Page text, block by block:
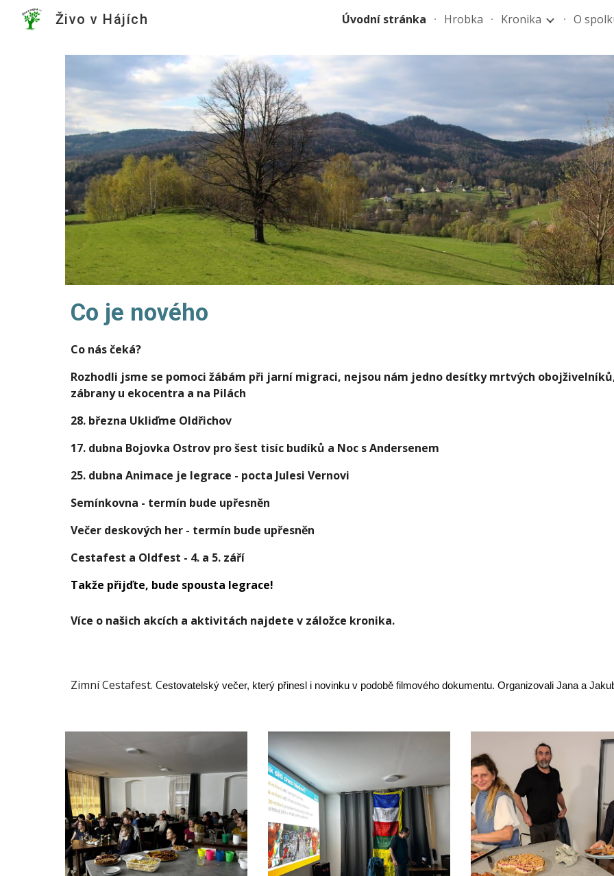
Skip to main content Skip to
Živo v Hájích Úvodní stránka Hrobka Kronika O
Co je nového
Co nás čeká?
Rozhodli jsme se pomoci žábám při jarní migraci, nejsou nám jedno desítky mrtvých
zábrany u ekocentra a na Pilách
28. března Ukliďme Oldřichov
17. dubna Bojovka Ostrov pro šest tisíc budíků a Noc s Andersenem
25. dubna Animace je legrace - pocta Julesi Vernovi
Semínkovna - termín bude upřesněn
Večer deskových her - termín bude upřesněn
Cestafest a Oldfest - 4. a 5. září
Takže přijďte, bude spousta legrace!
Více o našich akcích a aktivitách najdete v záložce kronika.
Zimní Cestafest. Cestovatelský večer, který přinesl i novinku v podobě filmového dokumentu. Organizovali Jana a